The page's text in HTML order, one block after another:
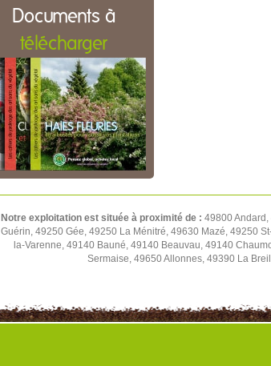
Documents à
télécharger
Notre exploitation est située à proximité de : 49800
Guérin, 49250 Gée, 49250 La Ménitré, 49630 Mazé, 49250
la-Varenne, 49140 Bauné, 49140 Beauvau, 49140
Sermaise, 49650 Allonnes, 49390 La